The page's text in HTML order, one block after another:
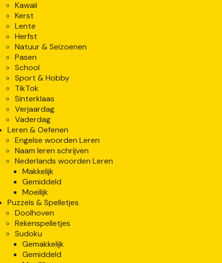
Kawaii
Kerst
Lente
Herfst
Natuur & Seizoenen
Pasen
School
Sport & Hobby
TikTok
Sinterklaas
Verjaardag
Vaderdag
Leren & Oefenen
Engelse woorden Leren
Naam leren schrijven
Nederlands woorden Leren
Makkelijk
Gemiddeld
Moeilijk
Puzzels & Spelletjes
Doolhoven
Rekenspelletjes
Sudoku
Gemakkelijk
Gemiddeld